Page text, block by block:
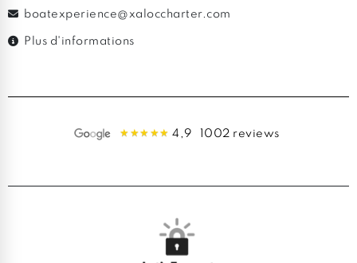
boatexperience@xaloccharter.com
Plus d'informations
4,9 1002 reviews